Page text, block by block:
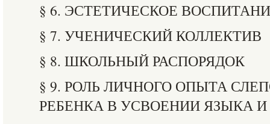
§ 6. ЭСТЕТИЧЕСКОЕ
§ 7. УЧЕНИЧЕСКИЙ КОЛЛЕКТИВ
§ 8. ШКОЛЬНЫЙ РАСПОРЯДОК
§ 9. РОЛЬ ЛИЧНОГО ОПЫТА
РЕБЕНКА В УСВОЕНИИ ЯЗЫКА